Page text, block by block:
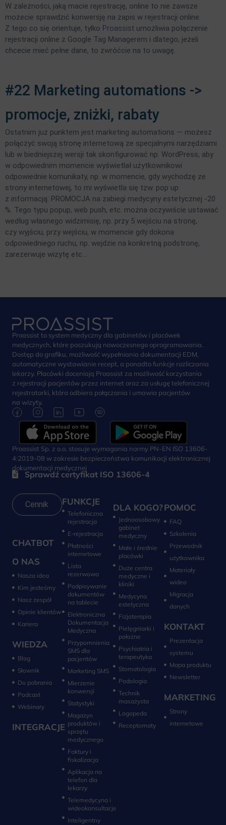
W zależności, jaką macie rejestrację, online to nie zawsze
możecie sprawdzić konwersję na zapis w rejestracji online.
Z tego co się orientuje, tylko Proassist umożliwia połączenie
rejestracji online z Google Tag Managerem i dlatego, jeżeli
chcecie mieć pełne dane, to zwróćcie na to uwagę.
#22 Marketing automations ->
promocje, zniżki, rabaty
Ostatnim już punktem jest marketing automations — możesz
połączyć swoją stronę internetową ze specjalnymi narzędziami
lub w biedniejszej wersji tak skonfigurować np. WordPress, aby
w odpowiednim momencie wyświetlał użytkownikowi
odpowiednie komunikaty, np. w momencie, gdy wychodzę ze
strony internetowej, to mi wyświetla się tzw. pop up
z informacją: PROMOCJA na zabiegi medycyny estetycznej -20
%. Tego typu popup, web push, etc. można oczywiście ustawiać
według własnego widzimisię, np. przy 5 wejściu na stronę,
czy wyjściu, przy wejściu, w momencie gdy dokona
odpowiedniego ruchu, np. wejdzie na konkretną podstronę,
zarezerwuje wizytę etc…
Proassist to system medyczny dla gabinetów i placówek
medycznych, które poszukują nowoczesnego oprogramowania.
Dostęp do grafiku, możliwość wypełniania dokumentacji EDM,
automatyczne wystawianie recept, a ponadto funkcje rozliczania
lekarzy. Placówki doceniają Proassist za możliwość korzystania
z rejestracji pacjentów przez internet oraz za usługę telefonicznej
rejestratorki, która odbiera połączania i umawia pacjentów
na wizyty.
Proassist Sp. z o.o. stosuje wymagania normy PN-EN ISO 13606-
4:2019-08 w zakresie bezpieczeństwa komunikacji elektronicznej
dokumentacji medycznej
Sprawdź certyfikat ISO 13606-4
Cennik
CHATBOT
O NAS
Nasza idea
Kim jesteśmy
Nasz zespół
Opinie klientów
Kariera
WIEDZA
Blog
Słownik
Do pobrania
Podcast
Webinary
INTEGRACJE
FUNKCJE
Telefoniczna
rejestracja
E-rejestracja
Płatności
internetowe
Lista
rezerwowa
Podpisywanie
dokumentów
na tablecie
Elektroniczna
Dokumentacja
Medyczna
Przypomnienia
SMS dla
pacjentów
Marketing SMS
Mierzenie
konwersji‎
Statystyki
Magazyn
produktów i
sprzętu
medycznego
Faktury i
fiskalizacja
Aplikacja na
telefon dla
lekarzy
Telemedycyna i
wideokonsultacje‎
Inteligentny
DLA KOGO?
Jednoosobowy
gabinet
medyczny
Małe i średnie
placówki
Duże centra
medyczne i
kliniki
Medycyna
estetyczna
Fizjoterapia
Pielęgniarki i
położne
Psychiatria i
terapeutyka
Stomatologia
Technik
masażysta
Logopeda
POMOC
FAQ
Szkolenia
Przewodnik
użytkownika
Materiały
wideo
Migracja
danych
KONTAKT
Prezentacja
systemu
Mapa produktu
Newsletter
MARKETING
Strony
internetowe